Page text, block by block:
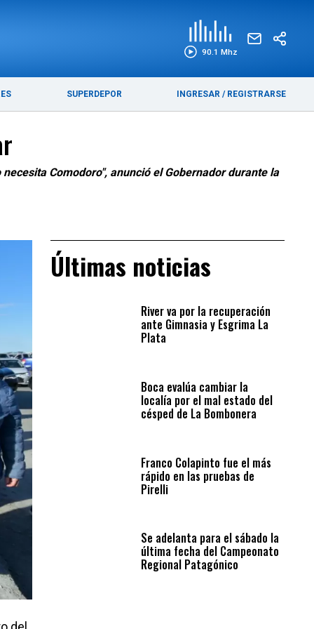
90.1 Mhz
SUPERDEPOR INGRESAR / REGISTRARSE
Comodoro", anunció el Gobernador durante la
Últimas noticias
River va por la recuperación
ante Gimnasia y Esgrima La
Plata
Boca evalúa cambiar la
localía por el mal estado del
césped de La Bombonera
Franco Colapinto fue el más
rápido en las pruebas de
Pirelli
Se adelanta para el sábado la
última fecha del Campeonato
Regional Patagónico